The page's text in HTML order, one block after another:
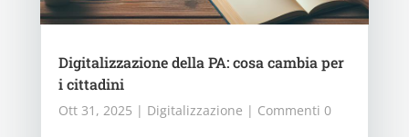
Digitalizzazione della PA: cosa cambia per
i cittadini
Ott 31, 2025 | Digitalizzazione | Commenti 0